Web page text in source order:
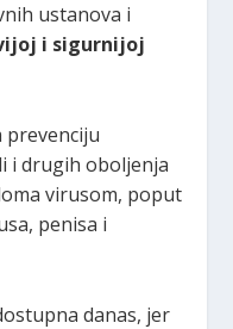
ustanova i
i sigurnijoj
prevenciju
i drugih oboljenja
virusom, poput
penisa i
danas, jer